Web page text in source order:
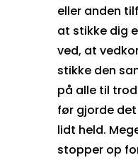
eller anden
at stikke dig
ved, at
stikke den
på alle til
før gjorde
lidt held.
stopper op